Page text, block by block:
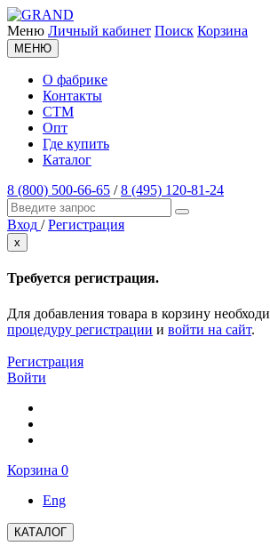
Меню Личный кабинет Поиск Корзина
МЕНЮ
О фабрике
Контакты
СТМ
Опт
Где купить
Каталог
8 (800) 500-66-65 /8 (495) 120-81-24
Вход / Регистрация
x
Требуется регистрация.
Для добавления товара в корзину
процедуру регистрации и войти на сайт.
Регистрация
Войти
Корзина 0
Eng
КАТАЛОГ